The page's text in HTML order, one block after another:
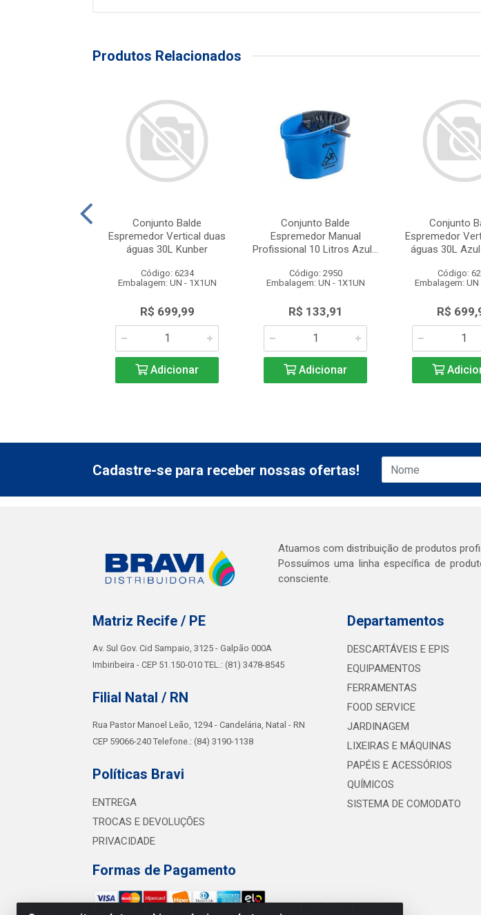
Produtos Relacionados
Conjunto Balde
Espremedor Vertical duas
águas 30L Kunber
Código: 6234
Embalagem: UN - 1X1UN
R$ 699,99
Adicionar
Conjunto Balde
Espremedor Manual
Profissional 10 Litros Azul...
Código: 2950
Embalagem: UN - 1X1UN
R$ 133,91
Adicionar
Conjunto
Espremedor
águas 30L Azul
Código:
Embalagem: UN
R$
Cadastre-se para receber nossas ofertas!
Atuamos com distribuição de produtos
Possuímos uma linha específica de
consciente.
Matriz Recife / PE
Av. Sul Gov. Cid Sampaio, 3125 - Galpão 000A
Imbiribeira - CEP 51.150-010 TEL.: (81) 3478-8545
Filial Natal / RN
Rua Pastor Manoel Leão, 1294 - Candelária, Natal - RN
CEP 59066-240 Telefone.: (84) 3190-1138
Políticas Bravi
ENTREGA
TROCAS E DEVOLUÇÕES
PRIVACIDADE
Formas de Pagamento
Departamentos
DESCARTÁVEIS E EPIS
EQUIPAMENTOS
FERRAMENTAS
FOOD SERVICE
JARDINAGEM
LIXEIRAS E MÁQUINAS
PAPÉIS E ACESSÓRIOS
QUÍMICOS
SISTEMA DE COMODATO